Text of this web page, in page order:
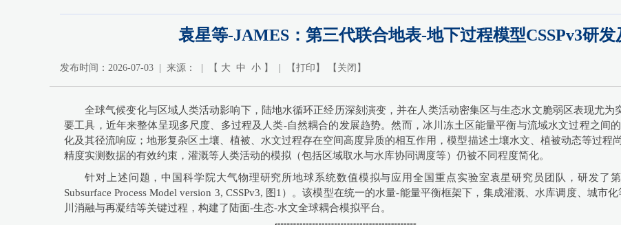
袁星等-JAMES：第三代联合地表-地下过程模型CSSPv3研
发布时间：2026-07-03 | 来源： | 【 大 中 小 】 | 【打印 】 【 关闭 】
全球气候变化与区域人类活动影响下，陆地水循环正经历深刻演变，并在人类活动密集区与生态水文脆弱区表现尤
要工具，近年来整体呈现多尺度、多过程及人类-自然耦合的发展趋势。然而，冰川冻土区能量平衡与流域水文过程之间
化及其径流响应；地形复杂区土壤、植被、水文过程存在空间高度异质的相互作用，模型描述土壤水文、植被动态等过程
精度实测数据的有效约束，灌溉等人类活动的模拟（包括区域取水与水库协同调度等）仍被不同程度简化。
针对上述问题，中国科学院大气物理研究所地球系统数值模拟与应用全国重点实验室袁星研究员团队，研发了
Subsurface Process Model version 3, CSSPv3, 图1）。该模型在统一的水量-能量平衡框架下，集成灌溉、水库调度、城
川消融与再凝结等关键过程，构建了陆面-生态-水文全球耦合模拟平台。